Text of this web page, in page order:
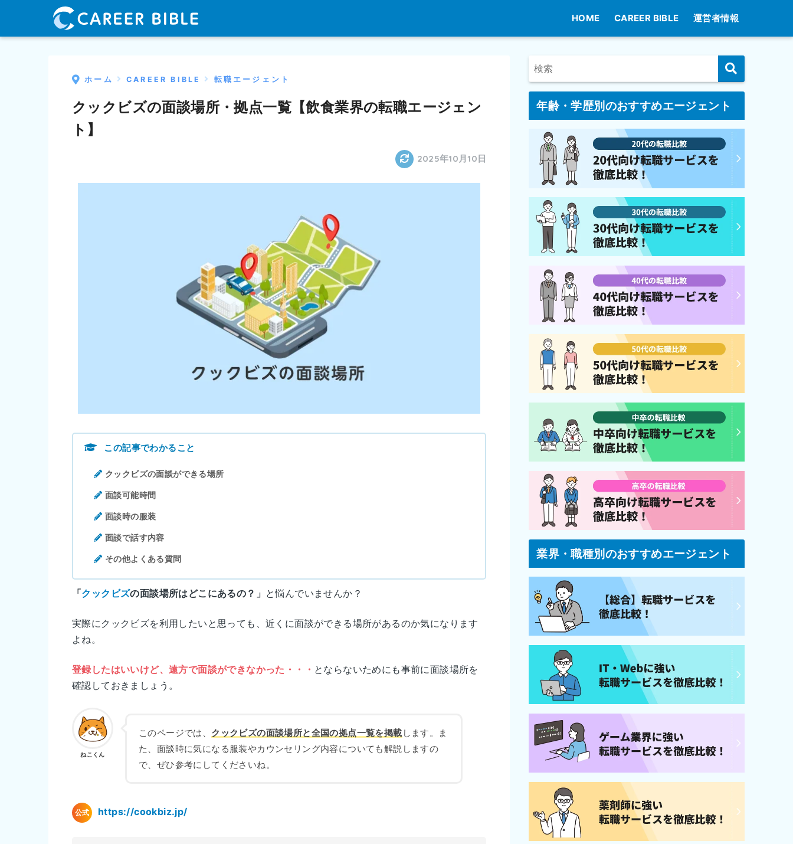
HOME CAREER BIBLE 運営者情報
ホーム CAREER BIBLE 転職エージェント
クックビズの面談場所・拠点一覧【飲食業界の転職エージェン
ト】
2025年10月10日
この記事でわかること
クックビズの面談ができる場所
面談可能時間
面談時の服装
面談で話す内容
その他よくある質問
「クックビズの面談場所はどこにあるの？」 と悩んでいませんか？
実際にクックビズを利用したいと思っても、近くに面談ができる場所があるのか気になります
よね。
登録したはいいけど、遠方で面談ができなかった・・・ とならないためにも事前に面談場所を
確認しておきましょう。
ねこくん
このページでは、 クックビズの面談場所と全国の拠点一覧を掲載 します。ま
た、面談時に気になる服装やカウンセリング内容についても解説しますの
で、ぜひ参考にしてくださいね。
公式 https://cookbiz.jp/
年齢・学歴別のおすすめエージェント
業界・職種別のおすすめエージェント